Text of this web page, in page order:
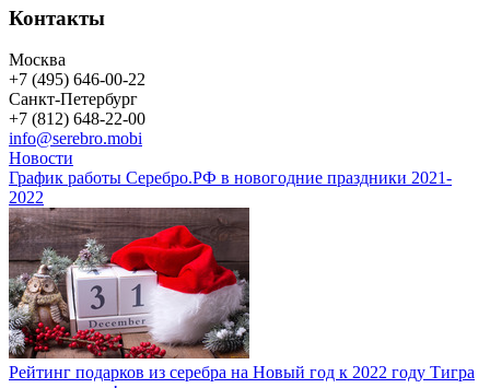
Контакты
Москва
+7 (495) 646-00-22
Санкт-Петербург
+7 (812) 648-22-00
info@serebro.mobi
Новости
График работы Серебро.РФ в новогодние праздники 2021-
2022
Рейтинг подарков из серебра на Новый год к 2022 году Тигра